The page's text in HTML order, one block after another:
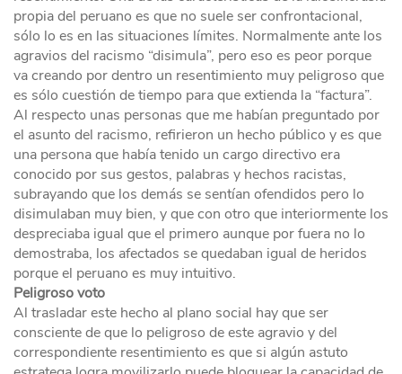
propia del peruano es que no suele ser confrontacional,
sólo lo es en las situaciones límites. Normalmente ante los
agravios del racismo “disimula”, pero eso es peor porque
va creando por dentro un resentimiento muy peligroso que
es sólo cuestión de tiempo para que extienda la “factura”.
Al respecto unas personas que me habían preguntado por
el asunto del racismo, refirieron un hecho público y es que
una persona que había tenido un cargo directivo era
conocido por sus gestos, palabras y hechos racistas,
subrayando que los demás se sentían ofendidos pero lo
disimulaban muy bien, y que con otro que interiormente los
despreciaba igual que el primero aunque por fuera no lo
demostraba, los afectados se quedaban igual de heridos
porque el peruano es muy intuitivo.
Peligroso voto
Al trasladar este hecho al plano social hay que ser
consciente de que lo peligroso de este agravio y del
correspondiente resentimiento es que si algún astuto